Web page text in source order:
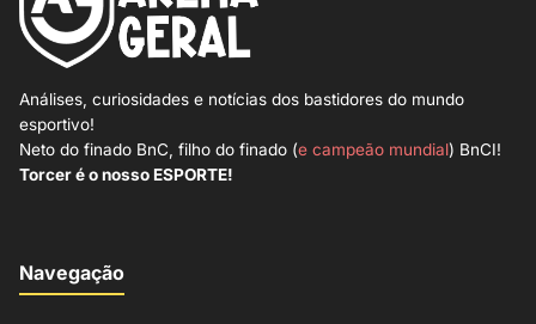
Análises, curiosidades e notícias dos bastidores do mundo
esportivo!
Neto do finado BnC, filho do finado (e campeão mundial) BnCI!
Torcer é o nosso ESPORTE!
Navegação